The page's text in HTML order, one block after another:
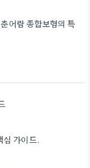
어람 종합보험의 특
심 가이드.